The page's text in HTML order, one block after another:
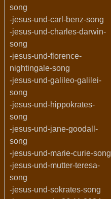
song
-jesus-und-carl-benz-song
-jesus-und-charles-darwin-
song
-jesus-und-florence-
nightingale-song
-jesus-und-galileo-galilei-
song
-jesus-und-hippokrates-
song
-jesus-und-jane-goodall-
song
-jesus-und-marie-curie-song
-jesus-und-mutter-teresa-
song
-jesus-und-sokrates-song